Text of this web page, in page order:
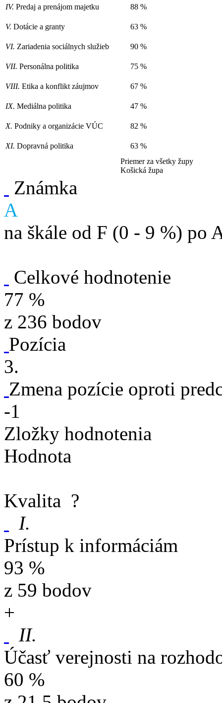
IV. Predaj a prenájom majetku 88 %
V. Dotácie a granty 63 %
VI. Zariadenia sociálnych služieb 90 %
VII. Personálna politika 75 %
VIII. Etika a konflikt záujmov 67 %
IX. Mediálna politika 47 %
X. Podniky a organizácie VÚC 82 %
XI. Dopravná politika
63 %
Priemer za všetky župy
Košická župa
Známka
A
na škále od F (0 - 9 %) po
Celkové hodnotenie
77 %
z 236 bodov
Pozícia
3.
Zmena pozície oproti
-1
Zložky hodnotenia
Hodnota
Kvalita ?
I.
Prístup k informáciám
93 %
z 59 bodov
+
II.
Účasť verejnosti na
60 %